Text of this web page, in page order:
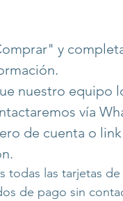
y
nuestro equipo
vía
de cuenta o
todas las tarjetas
de pago sin